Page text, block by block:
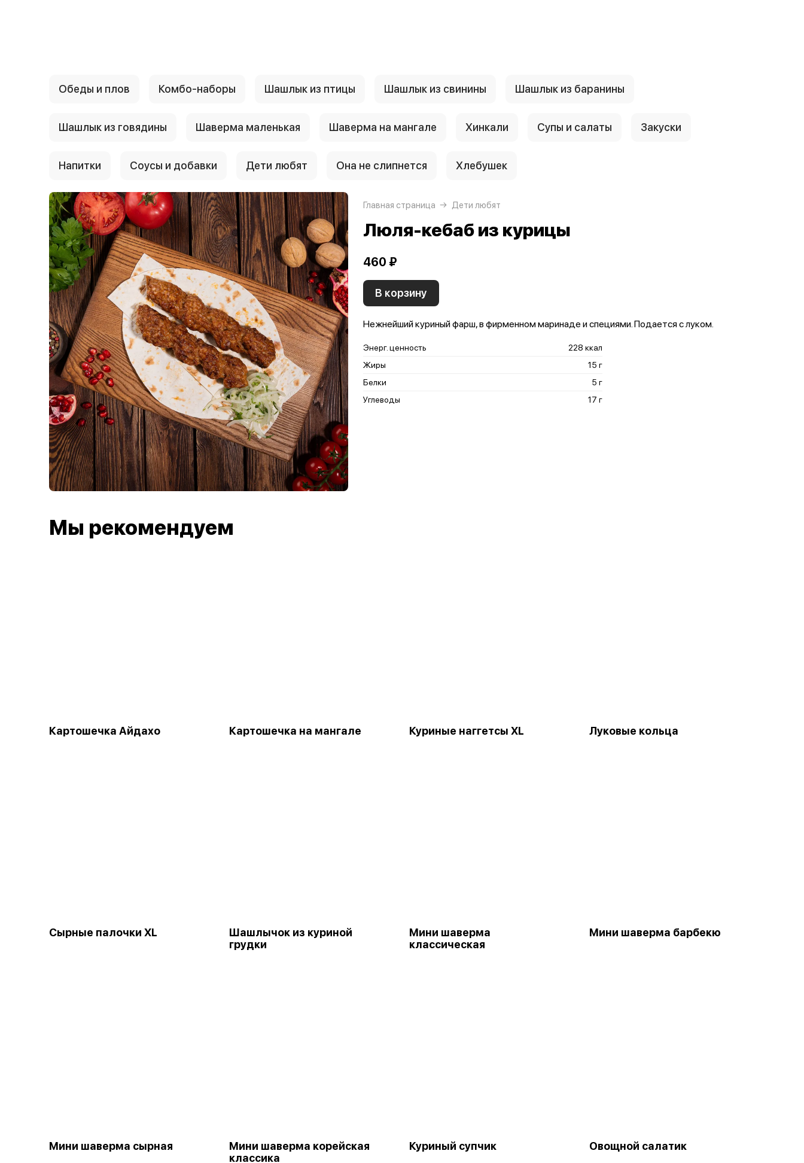
Обеды и плов Комбо-наборы Шашлык из птицы Шашлык из свинины Шашлык из баранины
Шашлык из говядины Шаверма маленькая Шаверма на мангале Хинкали Супы и салаты Закуски
Напитки Соусы и добавки Дети любят Она не слипнется Хлебушек
Главная страница Дети любят
Люля-кебаб из курицы
460 ₽
В корзину
Нежнейший куриный фарш, в фирменном маринаде и специями. Подается с луком.
Энерг. ценность
228 ккал
Жиры
15 г
Белки
5 г
Углеводы
17 г
Мы рекомендуем
Картошечка Айдахо Картошечка на мангале Куриные наггетсы XL Луковые кольца
Сырные палочки XL
Шашлычок из куриной
грудки
Мини шаверма
классическая
Мини шаверма барбекю
Мини шаверма сырная
Мини шаверма корейская
классика
Куриный супчик Овощной салатик